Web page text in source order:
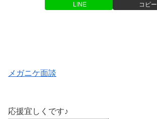
LINE コピー
メガニケ面談
応援宜しくです♪